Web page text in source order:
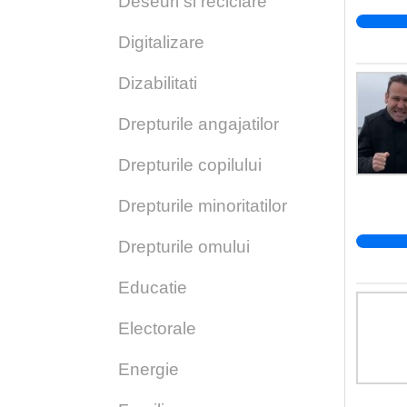
Digitalizare
Dizabilitati
Drepturile angajatilor
Drepturile copilului
Drepturile minoritatilor
Drepturile omului
Educatie
Electorale
Energie